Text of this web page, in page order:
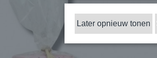
Later opnieuw tonen